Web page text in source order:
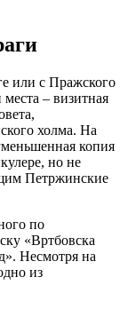
или с Пражского
– визитная
холма. На
копия
но не
Петржинские
по
«Вртбовска
Несмотря на
из